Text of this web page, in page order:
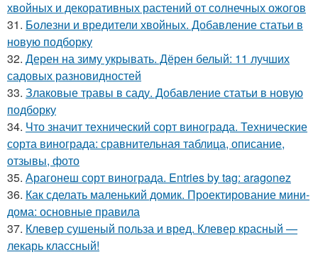
хвойных и декоративных растений от солнечных ожогов
31. Болезни и вредители хвойных. Добавление статьи в
новую подборку
32. Дерен на зиму укрывать. Дёрен белый: 11 лучших
садовых разновидностей
33. Злаковые травы в саду. Добавление статьи в новую
подборку
34. Что значит технический сорт винограда. Технические
сорта винограда: сравнительная таблица, описание,
отзывы, фото
35. Арагонеш сорт винограда. Entries by tag: aragonez
36. Как сделать маленький домик. Проектирование мини-
дома: основные правила
37. Клевер сушеный польза и вред. Клевер красный —
лекарь классный!